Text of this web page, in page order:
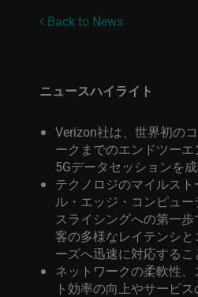
Back to News
ニュースハイライト
Verizon社は、世界初の
ークまでのエンドツー
5Gデータセッションを
テクノロジのマイルス
ル・エッジ・コンピュ
スライシングへの第一
客の多様なレイテンシ
ーズへ迅速に対応するこ
ネットワークの柔軟性
ト効率の向上やサービ